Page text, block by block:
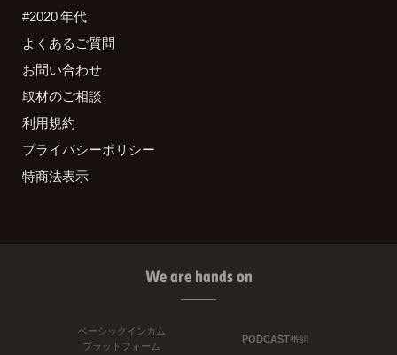
#2020 年代
よくあるご質問
お問い合わせ
取材のご相談
利用規約
プライバシーポリシー
特商法表示
We are hands on
ベーシックインカム
プラットフォーム
PODCAST番組